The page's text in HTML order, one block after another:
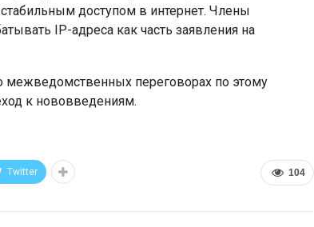
доступом в интернет. Члены
IP-адреса как часть заявления на
межведомственных переговорах по этому
к нововведениям.
104
Twitter